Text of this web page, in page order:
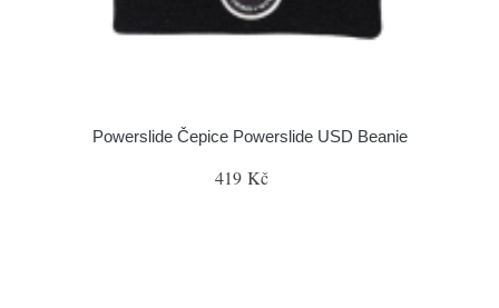
Powerslide Čepice Powerslide USD Beanie
419 Kč